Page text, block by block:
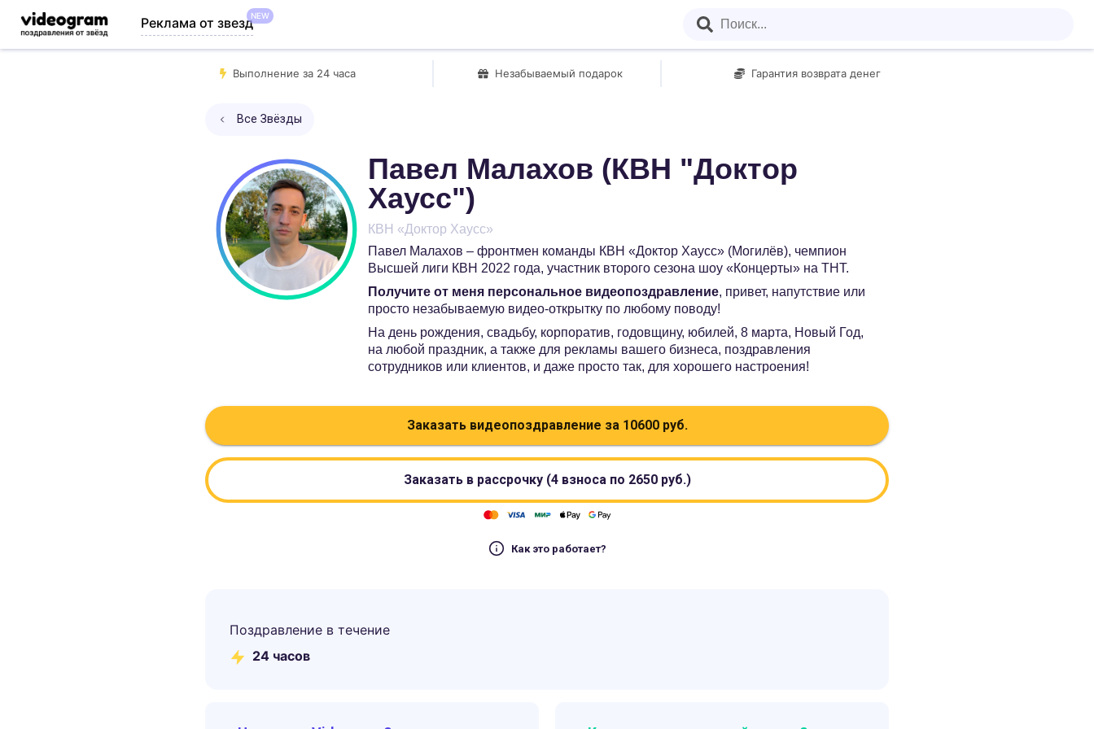
Реклама от звездNEW
Выполнение за 24 часа Незабываемый подарок Гарантия возврата денег
Все Звёзды
Павел Малахов (КВН "Доктор
Хаусс")
КВН «Доктор Хаусс»
Павел Малахов – фронтмен команды КВН «Доктор Хаусс» (Могилёв), чемпион
Высшей лиги КВН 2022 года, участник второго сезона шоу «Концерты» на ТНТ.
Получите от меня персональное видеопоздравление, привет, напутствие или
просто незабываемую видео-открытку по любому поводу!
На день рождения, свадьбу, корпоратив, годовщину, юбилей, 8 марта, Новый Год,
на любой праздник, а также для рекламы вашего бизнеса, поздравления
сотрудников или клиентов, и даже просто так, для хорошего настроения!
Заказать видеопоздравление за 10600руб.
Заказать в рассрочку (4 взноса по 2650руб.)
Как это работает?
Поздравление в течение
24 часов